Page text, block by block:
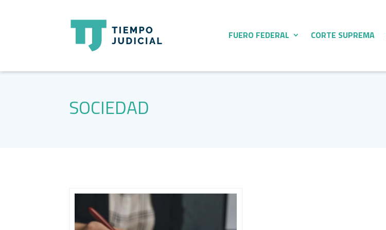
FUERO FEDERAL CORTE SUPREMA
SOCIEDAD